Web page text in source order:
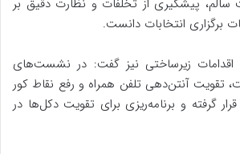
سالم، پیشگیری از تخلفات و نظارت دقیق بر
برگزاری انتخابات دانست.
اقدامات زیرساختی نیز گفت: در نشست‌های
تقویت آنتن‌دهی تلفن همراه و رفع نقاط کور
گرفته و برنامه‌ریزی برای تقویت دکل‌ها در